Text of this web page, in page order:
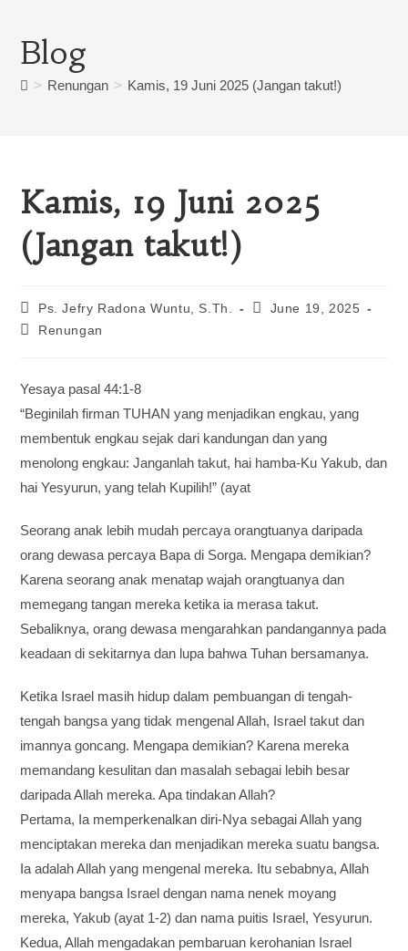
Blog
> Renungan > Kamis, 19 Juni 2025 (Jangan takut!)
Kamis, 19 Juni 2025
(Jangan takut!)
Ps. Jefry Radona Wuntu, S.Th.
June 19, 2025
Renungan
Yesaya pasal 44:1-8
“Beginilah firman TUHAN yang menjadikan engkau, yang
membentuk engkau sejak dari kandungan dan yang
menolong engkau: Janganlah takut, hai hamba-Ku Yakub, dan
hai Yesyurun, yang telah Kupilih!” (ayat
Seorang anak lebih mudah percaya orangtuanya daripada
orang dewasa percaya Bapa di Sorga. Mengapa demikian?
Karena seorang anak menatap wajah orangtuanya dan
memegang tangan mereka ketika ia merasa takut.
Sebaliknya, orang dewasa mengarahkan pandangannya pada
keadaan di sekitarnya dan lupa bahwa Tuhan bersamanya.
Ketika Israel masih hidup dalam pembuangan di tengah-
tengah bangsa yang tidak mengenal Allah, Israel takut dan
imannya goncang. Mengapa demikian? Karena mereka
memandang kesulitan dan masalah sebagai lebih besar
daripada Allah mereka. Apa tindakan Allah?
Pertama, Ia memperkenalkan diri-Nya sebagai Allah yang
menciptakan mereka dan menjadikan mereka suatu bangsa.
Ia adalah Allah yang mengenal mereka. Itu sebabnya, Allah
menyapa bangsa Israel dengan nama nenek moyang
mereka, Yakub (ayat 1-2) dan nama puitis Israel, Yesyurun.
Kedua, Allah mengadakan pembaruan kerohanian Israel